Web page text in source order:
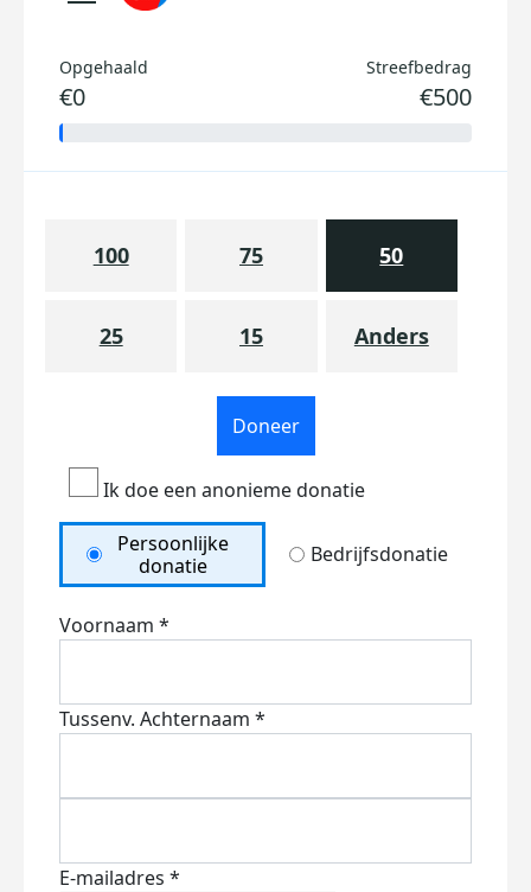
Opgehaald
€0
Streefbedrag
€500
100 75 50
25 15 Anders
Doneer
Ik doe een anonieme donatie
Persoonlijke
donatie
Bedrijfsdonatie
Voornaam *
Tussenv. Achternaam *
E-mailadres *